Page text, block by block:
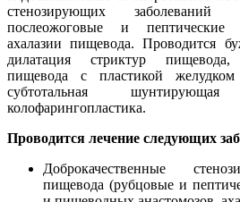
стенозирующих заболеваний
послеожоговые и пептические
ахалазии пищевода. Проводится
дилатация стриктур
пищевода с пластикой
субтотальная
колофарингопластика.
Проводится лечение следующих
Доброкачественные
пищевода (рубцовые и